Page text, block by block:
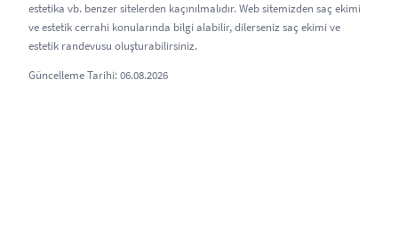
estetika vb. benzer sitelerden kaçınılmalıdır. Web sitemizden saç ekimi
ve estetik cerrahi konularında bilgi alabilir, dilerseniz saç ekimi ve
estetik randevusu oluşturabilirsiniz.
Güncelleme Tarihi: 06.08.2026